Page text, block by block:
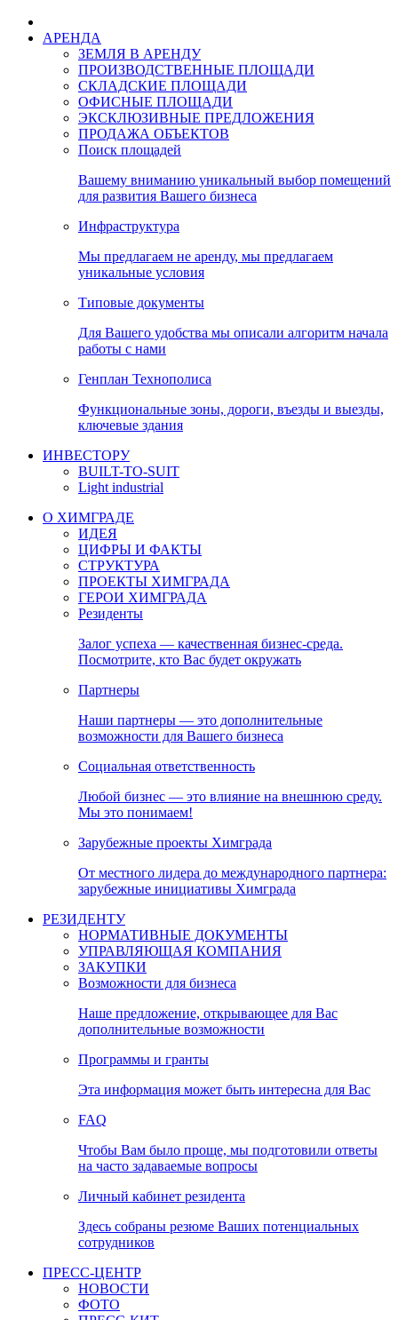
АРЕНДА
ЗЕМЛЯ В АРЕНДУ
ПРОИЗВОДСТВЕННЫЕ ПЛОЩАДИ
СКЛАДСКИЕ ПЛОЩАДИ
ОФИСНЫЕ ПЛОЩАДИ
ЭКСКЛЮЗИВНЫЕ ПРЕДЛОЖЕНИЯ
ПРОДАЖА ОБЪЕКТОВ
Поиск площадей
Вашему вниманию уникальный выбор помещений
для развития Вашего бизнеса
Инфраструктура
Мы предлагаем не аренду, мы предлагаем
уникальные условия
Типовые документы
Для Вашего удобства мы описали алгоритм начала
работы с нами
Генплан Технополиса
Функциональные зоны, дороги, въезды и выезды,
ключевые здания
ИНВЕСТОРУ
BUILT-TO-SUIT
Light industrial
О ХИМГРАДЕ
ИДЕЯ
ЦИФРЫ И ФАКТЫ
СТРУКТУРА
ПРОЕКТЫ ХИМГРАДА
ГЕРОИ ХИМГРАДА
Резиденты
Залог успеха — качественная бизнес-среда.
Посмотрите, кто Вас будет окружать
Партнеры
Наши партнеры — это дополнительные
возможности для Вашего бизнеса
Социальная ответственность
Любой бизнес — это влияние на внешнюю среду.
Мы это понимаем!
Зарубежные проекты Химграда
От местного лидера до международного партнера:
зарубежные инициативы Химграда
РЕЗИДЕНТУ
НОРМАТИВНЫЕ ДОКУМЕНТЫ
УПРАВЛЯЮЩАЯ КОМПАНИЯ
ЗАКУПКИ
Возможности для бизнеса
Наше предложение, открывающее для Вас
дополнительные возможности
Программы и гранты
Эта информация может быть интересна для Вас
FAQ
Чтобы Вам было проще, мы подготовили ответы
на часто задаваемые вопросы
Личный кабинет резидента
Здесь собраны резюме Ваших потенциальных
сотрудников
ПРЕСС-ЦЕНТР
НОВОСТИ
ФОТО